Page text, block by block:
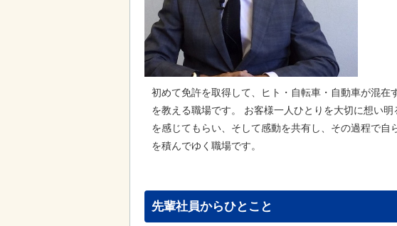
初めて免許を取得して、ヒト・自転車・自動車が混
を教える職場です。 お客様一人ひとりを大切に想い
を感じてもらい、そして感動を共有し、その過程で
を積んでゆく職場です。
先輩社員からひとこと